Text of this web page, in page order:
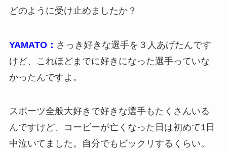
どのように受け止めましたか？
YAMATO： さっき好きな選手を３人あげたんです
けど、これほどまでに好きになった選手っていな
かったんですよ。
スポーツ全般大好きで好きな選手もたくさんいる
んですけど、コービーが亡くなった日は初めて1日
中泣いてました。自分でもビックリするくらい。